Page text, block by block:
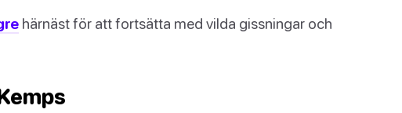
härnäst för att fortsätta med vilda gissningar och